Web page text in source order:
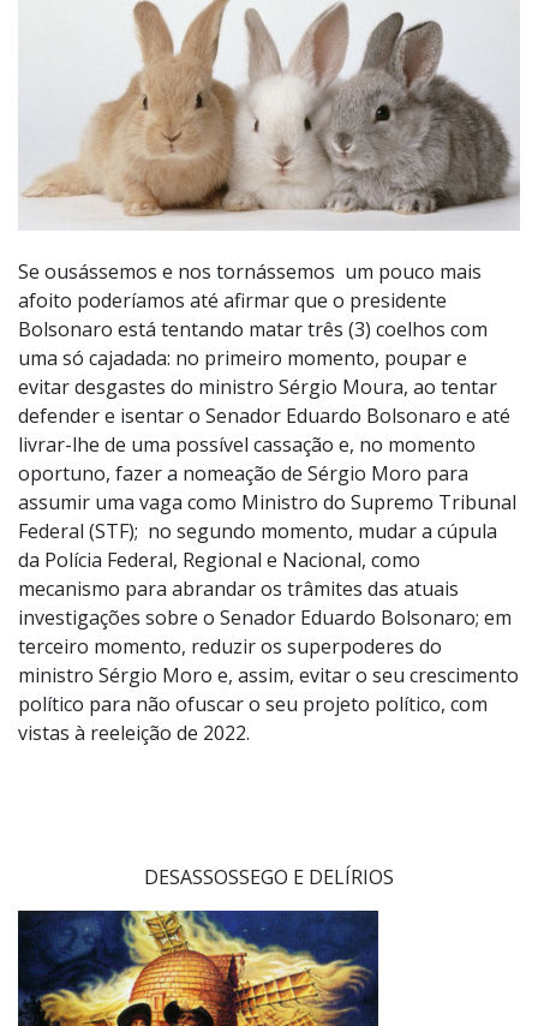
Se ousássemos e nos tornássemos um pouco mais
afoito poderíamos até afirmar que o presidente
Bolsonaro está tentando matar três (3) coelhos com
uma só cajadada: no primeiro momento, poupar e
evitar desgastes do ministro Sérgio Moura, ao tentar
defender e isentar o Senador Eduardo Bolsonaro e até
livrar-lhe de uma possível cassação e, no momento
oportuno, fazer a nomeação de Sérgio Moro para
assumir uma vaga como Ministro do Supremo Tribunal
Federal (STF); no segundo momento, mudar a cúpula
da Polícia Federal, Regional e Nacional, como
mecanismo para abrandar os trâmites das atuais
investigações sobre o Senador Eduardo Bolsonaro; em
terceiro momento, reduzir os superpoderes do
ministro Sérgio Moro e, assim, evitar o seu crescimento
político para não ofuscar o seu projeto político, com
vistas à reeleição de 2022.
DESASSOSSEGO E DELÍRIOS